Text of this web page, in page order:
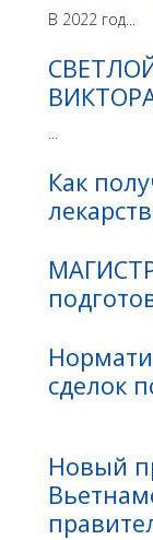
В 2022 год...
...
Как
сделок
Новый